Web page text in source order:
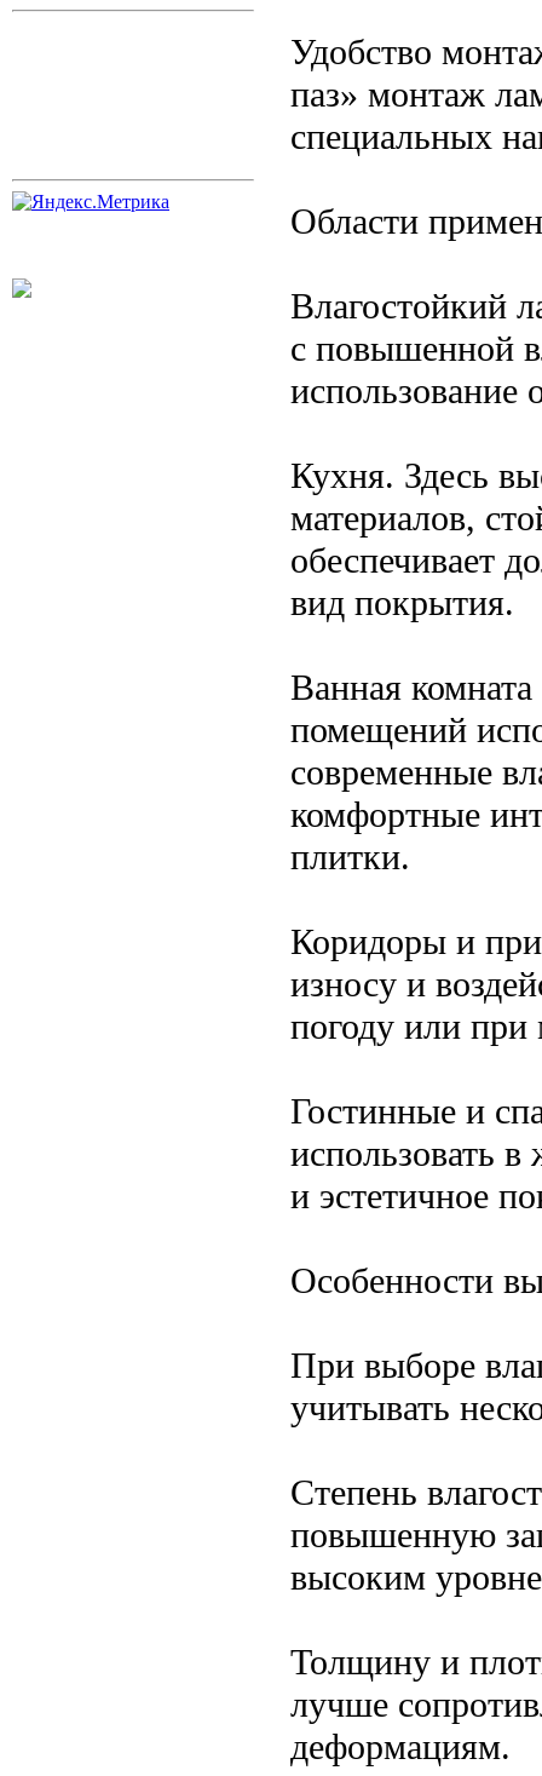
Удобство
паз» монтаж
специальных
Области
Влагостойкий
с повышенной
использование
Кухня. Здесь
материалов,
обеспечивает
вид покрытия.
Ванная
помещений
современные
комфортные
плитки.
Коридоры и
износу и
погоду или
Гостинные и
использовать
и эстетичное
Особенности
При выборе
учитывать
Степень
повышенную
высоким
Толщину и
лучше
деформациям.